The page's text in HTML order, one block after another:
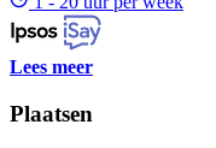
Lees meer
Plaatsen